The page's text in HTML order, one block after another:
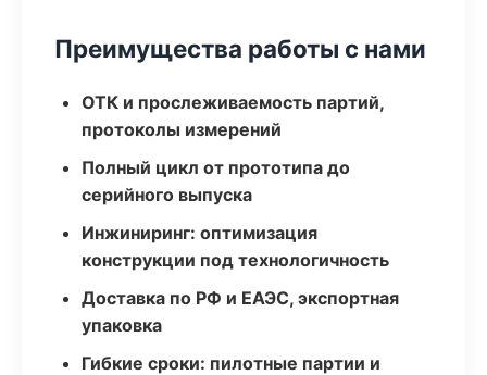
Преимущества работы с нами
ОТК и прослеживаемость партий,
протоколы измерений
Полный цикл от прототипа до
серийного выпуска
Инжиниринг: оптимизация
конструкции под технологичность
Доставка по РФ и ЕАЭС, экспортная
упаковка
Гибкие сроки: пилотные партии и